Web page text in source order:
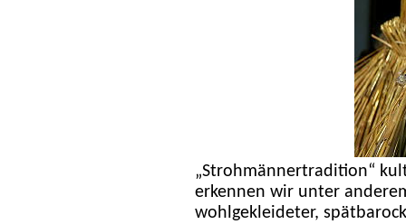
„Strohmännertradition“
erkennen wir unter
wohlgekleideter,